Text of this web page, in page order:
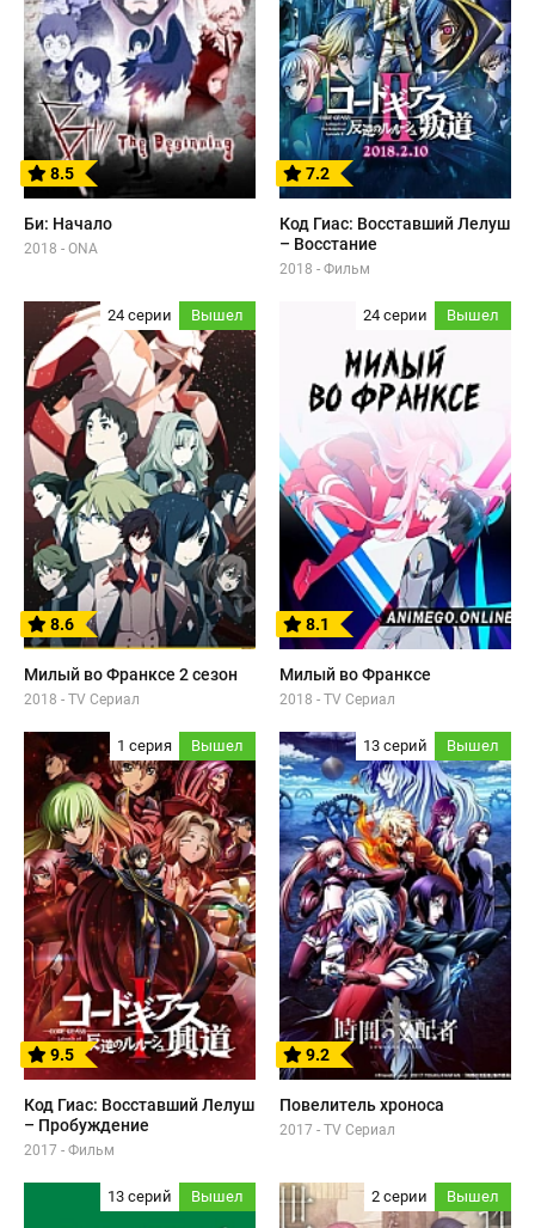
8.5
Би: Начало
2018 - ONA
7.2
Код Гиас: Восставший Лелуш
– Восстание
2018 - Фильм
24 серии Вышел
8.6
Милый во Франксе 2 сезон
2018 - TV Сериал
24 серии Вышел
8.1
Милый во Франксе
2018 - TV Сериал
1 серия Вышел
9.5
Код Гиас: Восставший Лелуш
– Пробуждение
2017 - Фильм
13 серий Вышел
9.2
Повелитель хроноса
2017 - TV Сериал
13 серий Вышел 2 серии Вышел